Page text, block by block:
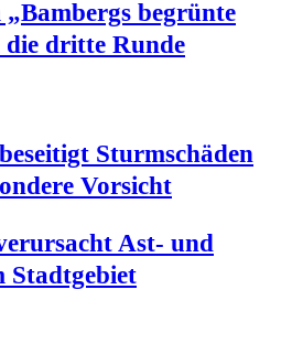
begrün­te
die drit­te Runde
Sturm­schä­den
Vorsicht
Ast- und
Stadtgebiet